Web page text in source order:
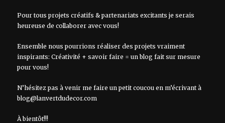
Pour tous projets créatifs & partenariats excitants je serais
heureuse de collaborer avec vous!
Ensemble nous pourrions réaliser des projets vraiment
inspirants: Créativité + savoir faire = un blog fait sur mesure
pour vous!
N’hésitez pas à venir me faire un petit coucou en m’écrivant à
blog@lanvertdudecor.com
À bientôt!!!